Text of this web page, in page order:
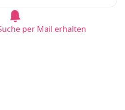
per Mail erhalten